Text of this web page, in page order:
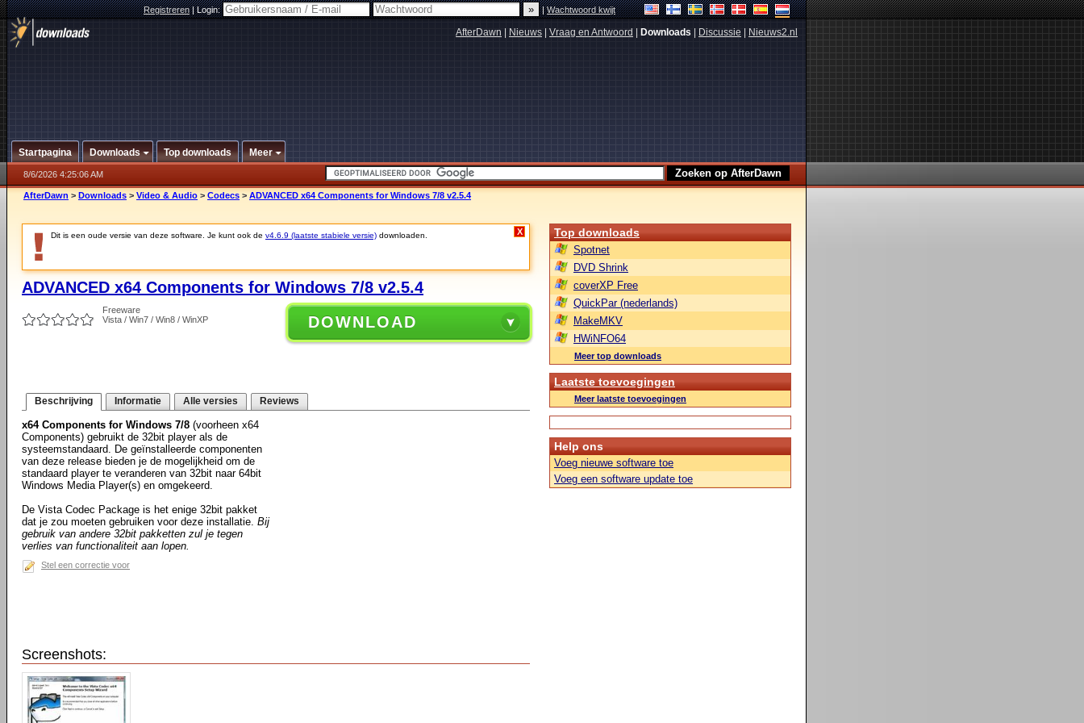
Registreren|Login: |Wachtwoord kwijt
AfterDawn Nieuws Vraag en Antwoord Downloads Discussie Nieuws2.nl
Startpagina Downloads Top downloads Meer
8/6/2026 4:25:06 AM
AfterDawn > Downloads > Video & Audio > Codecs > ADVANCED x64 Components for Windows 7/8 v2.5.4
Dit is een oude versie van deze software. Je kunt ook de v4.6.9 (laatste stabiele versie) downloaden. X
ADVANCED x64 Components for Windows 7/8 v2.5.4
Freeware
Vista / Win7 / Win8 / WinXP
DOWNLOAD
Beschrijving Informatie Alle versies Reviews
x64 Components for Windows 7/8 (voorheen x64
Components) gebruikt de 32bit player als de
systeemstandaard. De geïnstalleerde componenten
van deze release bieden je de mogelijkheid om de
standaard player te veranderen van 32bit naar 64bit
Windows Media Player(s) en omgekeerd.
De Vista Codec Package is het enige 32bit pakket
dat je zou moeten gebruiken voor deze installatie. Bij
gebruik van andere 32bit pakketten zul je tegen
verlies van functionaliteit aan lopen.
Stel een correctie voor
Screenshots:
Top downloads
Spotnet
DVD Shrink
coverXP Free
QuickPar (nederlands)
MakeMKV
HWiNFO64
Meer top downloads
Laatste toevoegingen
Meer laatste toevoegingen
Help ons
Voeg nieuwe software toe
Voeg een software update toe